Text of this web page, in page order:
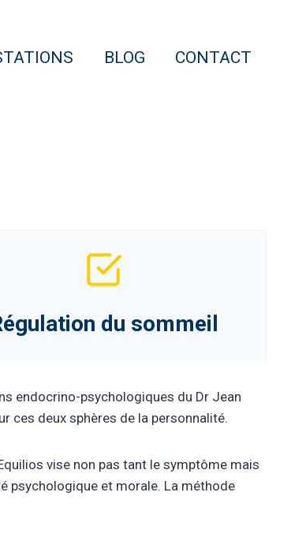
BLOG CONTACT
du sommeil
endocrino-psychologiques du Dr Jean
ces deux sphères de la personnalité.
vise non pas tant le symptôme mais
psychologique et morale. La méthode